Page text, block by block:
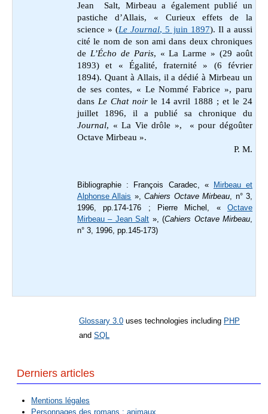
Jean Salt, Mirbeau a également publié un
pastiche d’Allais, « Curieux effets de la
science » (Le Journal, 5 juin 1897). Il a aussi
cité le nom de son ami dans deux chroniques
de L’Écho de Paris, « La Larme » (29 août
1893) et « Égalité, fraternité » (6 février
1894). Quant à Allais, il a dédié à Mirbeau un
de ses contes, « Le Nommé Fabrice », paru
dans Le Chat noir le 14 avril 1888 ; et le 24
juillet 1896, il a publié sa chronique du
Journal, « La Vie drôle », « pour dégoûter
Octave Mirbeau ».
P. M.
Bibliographie : François Caradec, « Mirbeau et
Alphonse Allais »,Cahiers Octave Mirbeau , n° 3,
1996, pp.174-176 ; Pierre Michel, « Octave
Mirbeau – Jean Salt », (Cahiers Octave Mirbeau
n° 3, 1996, pp.145-173)
Glossary 3.0 uses technologies including PHP
and SQL
Derniers articles
Mentions légales
Personnages des romans : animaux